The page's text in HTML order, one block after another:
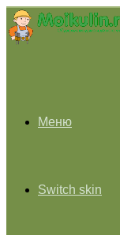
Меню
Switch skin